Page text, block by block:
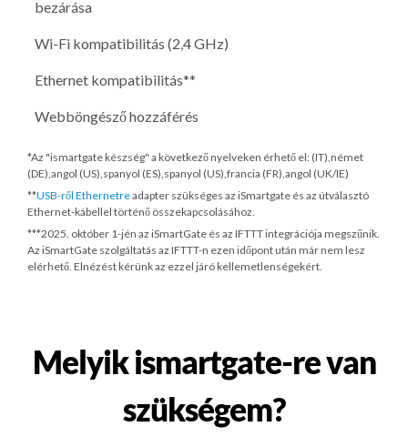
bezárása
Wi-Fi kompatibilitás (2,4 GHz)
Ethernet kompatibilitás**
Webböngésző hozzáférés
*Az "ismartgate készség" a következő nyelveken érhető el: (IT),német
(DE),angol (US),spanyol (ES),spanyol (US),francia (FR),angol (UK/IE)
**USB-ről Ethernetreadapter szükséges az iSmartgate és az útválasztó
Ethernet-kábellel történő összekapcsolásához.
***2025. október 1-jén az iSmartGate és az IFTTT integrációja megszűnik.
Az iSmartGate szolgáltatás az IFTTT-n ezen időpont után már nem lesz
elérhető. Elnézést kérünk az ezzel járó kellemetlenségekért.
Melyik ismartgate-re van
szükségem?